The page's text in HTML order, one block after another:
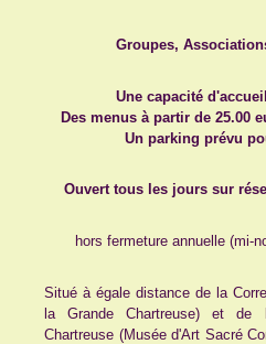
Groupes,
Une capacité
Des menus à partir de 25.00
Un parking prévu
Ouvert tous les jours sur
hors fermeture annuelle (mi-
Situé à égale distance de la
la Grande Chartreuse) et
Chartreuse (Musée d'Art Sacré